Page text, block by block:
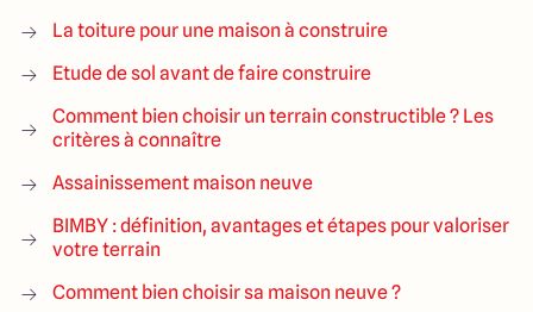
La toiture pour une maison à construire
Etude de sol avant de faire construire
Comment bien choisir un terrain constructible ? Les
critères à connaître
Assainissement maison neuve
BIMBY : définition, avantages et étapes pour valoriser
votre terrain
Comment bien choisir sa maison neuve ?